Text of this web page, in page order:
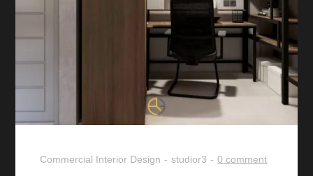
Commercial Interior Design studior3 0 comment